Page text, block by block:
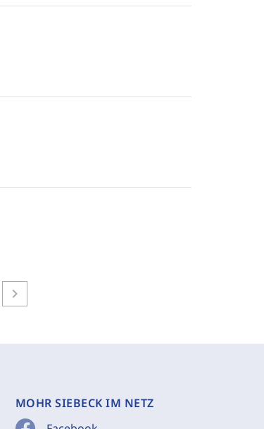
chevron_right
MOHR SIEBECK IM NETZ